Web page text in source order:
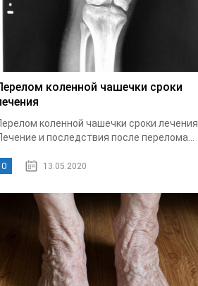
коленной чашечки сроки
коленной чашечки сроки лечения
и последствия после перелома...
0 13.05.2020